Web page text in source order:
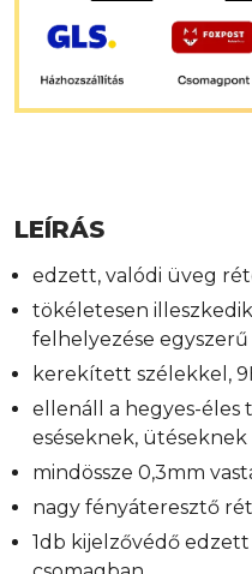
LEÍRÁS
edzett, valódi üveg
tökéletesen
felhelyezése egyszerű
kerekített szélekkel,
ellenáll a hegyes-éles
eséseknek, ütéseknek
mindössze 0,3mm
nagy fényáteresztő
1db kijelzővédő